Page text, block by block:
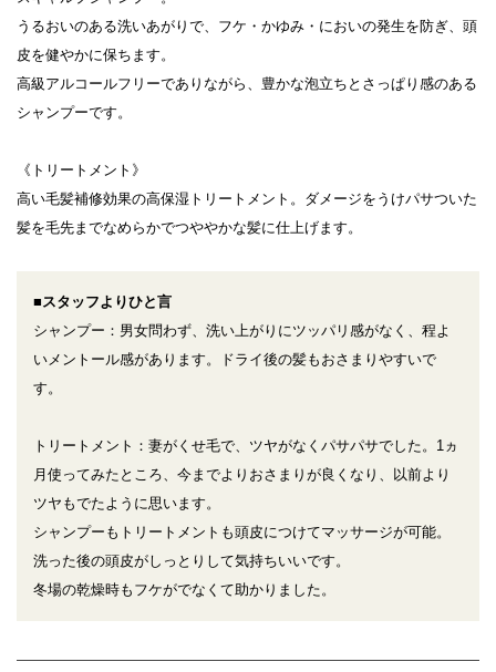
うるおいのある洗いあがりで、フケ・かゆみ・においの発生を防ぎ、頭
皮を健やかに保ちます。
高級アルコールフリーでありながら、豊かな泡立ちとさっぱり感のある
シャンプーです。
《トリートメント》
高い毛髪補修効果の高保湿トリートメント。ダメージをうけパサついた
髪を毛先までなめらかでつややかな髪に仕上げます。
■スタッフよりひと言
シャンプー：男女問わず、洗い上がりにツッパリ感がなく、程よ
いメントール感があります。ドライ後の髪もおさまりやすいで
す。
トリートメント：妻がくせ毛で、ツヤがなくパサパサでした。1ヵ
月使ってみたところ、今までよりおさまりが良くなり、以前より
ツヤもでたように思います。
シャンプーもトリートメントも頭皮につけてマッサージが可能。
洗った後の頭皮がしっとりして気持ちいいです。
冬場の乾燥時もフケがでなくて助かりました。